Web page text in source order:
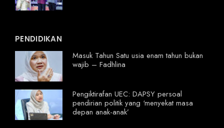
PENDIDIKAN
Masuk Tahun Satu usia enam tahun bukan
wajib – Fadhlina
Pengiktirafan UEC: DAPSY persoal
pendirian politik yang ‘menyekat masa
depan anak-anak’